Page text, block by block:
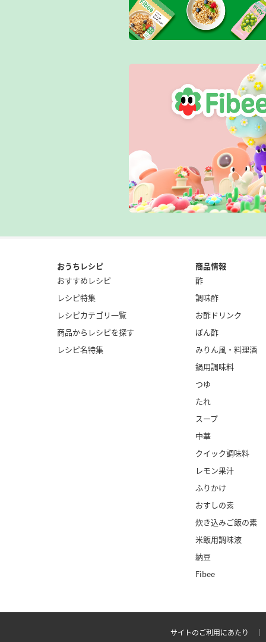
おうちレシピ
おすすめレシピ
レシピ特集
レシピカテゴリ一覧
商品からレシピを探す
レシピ名特集
商品情報
酢
調味酢
お酢ドリンク
ぽん酢
みりん風・料理酒
鍋用調味料
つゆ
たれ
スープ
中華
クイック調味料
レモン果汁
ふりかけ
おすしの素
炊き込みご飯の素
米飯用調味液
納豆
Fibee
サイトのご利用にあたり